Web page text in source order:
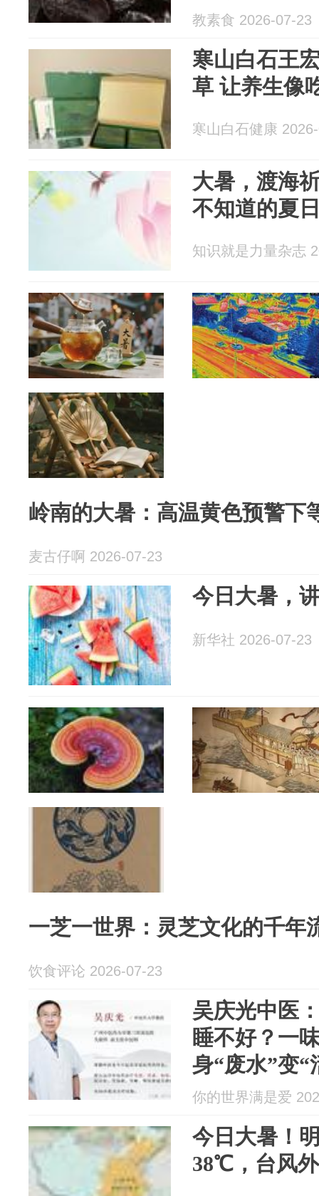
教素食 2026-07-23
寒山白石王
草 让养生像
寒山白石健康
大暑，渡海
不知道的夏
知识就是力量杂志
岭南的大暑：高温黄色预警下
麦古仔啊 2026-07-23
今日大暑，
新华社 2026-07-23
一芝一世界：灵芝文化的千年
饮食评论 2026-07-23
吴庆光中医
睡不好？一
身“废水”变“
睡觉踏实
你的世界满是爱
今日大暑！
38℃，台风